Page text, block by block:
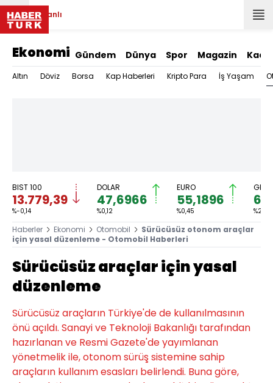
Canlı
Ekonomi Gündem Dünya Spor Magazin
Altın Döviz Borsa Kap Haberleri Kripto Para İş Yaşam
BIST 100
13.779,39
%-0,14
DOLAR
47,6966
%0,12
EURO
55,1896
%0,45 %2,59
Haberler Ekonomi Otomobil
Sürücüsüz otonom araçlar
için yasal düzenleme - Otomobil Haberleri
Sürücüsüz araçlar için yasal
düzenleme
Sürücüsüz araçların Türkiye'de de kullanılmasının
önü açıldı. Sanayi ve Teknoloji Bakanlığı tarafından
hazırlanan ve Resmi Gazete'de yayımlanan
yönetmelik ile, otonom sürüş sistemine sahip
araçların kullanım esasları belirlendi. Buna göre,